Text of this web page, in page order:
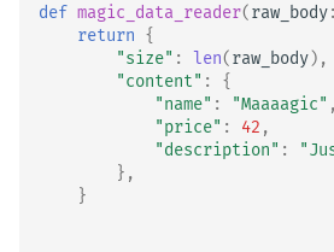
def magic_data_reader(raw_body:
return {
"size" : len(raw_body),
"content" :
{
"name" : "Maaaagic" ,
"price" : 42 ,
"description" :
},
}